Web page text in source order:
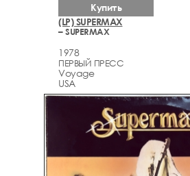
(LP) SUPERMAX
– SUPERMAX
1978
ПЕРВЫЙ ПРЕСС
Voyage
USA
Купить